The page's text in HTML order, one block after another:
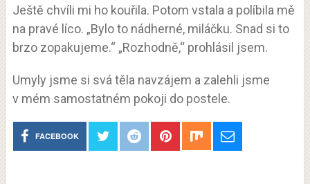
Ještě chvíli mi ho kouřila. Potom vstala a políbila mě
na pravé líco. „Bylo to nádherné, miláčku. Snad si to
brzo zopakujeme.“ „Rozhodně,“ prohlásil jsem.
Umyly jsme si svá těla navzájem a zalehli jsme
v mém samostatném pokoji do postele.
FACEBOOK